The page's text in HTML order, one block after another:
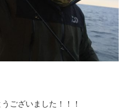
ございました！！！